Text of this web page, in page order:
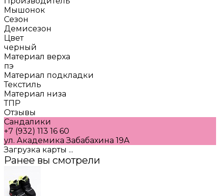
Мышонок
Сезон
Демисезон
Цвет
черный
Материал верха
пэ
Материал подкладки
Текстиль
Материал низа
ТПР
Отзывы
Сандалики
+7 (932) 113 16 60
ул. Академика Забабахина 19А
Загрузка карты ...
Ранее вы смотрели